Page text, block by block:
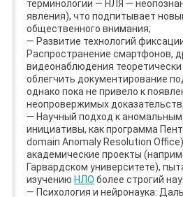
терминологии — НЛЯ —
явления), что подпитывает
общественного внимания;
— Развитие технологий
Распространение смартфонов,
видеонаблюдения
облегчить документирование
однако пока не привело к
неопровержимых доказательств;
— Научный подход к
инициативы, как программа
domain Anomaly Resolution
академические проекты
Гарвардском университете),
изучению НЛО более строгий
— Психология и нейронаука: